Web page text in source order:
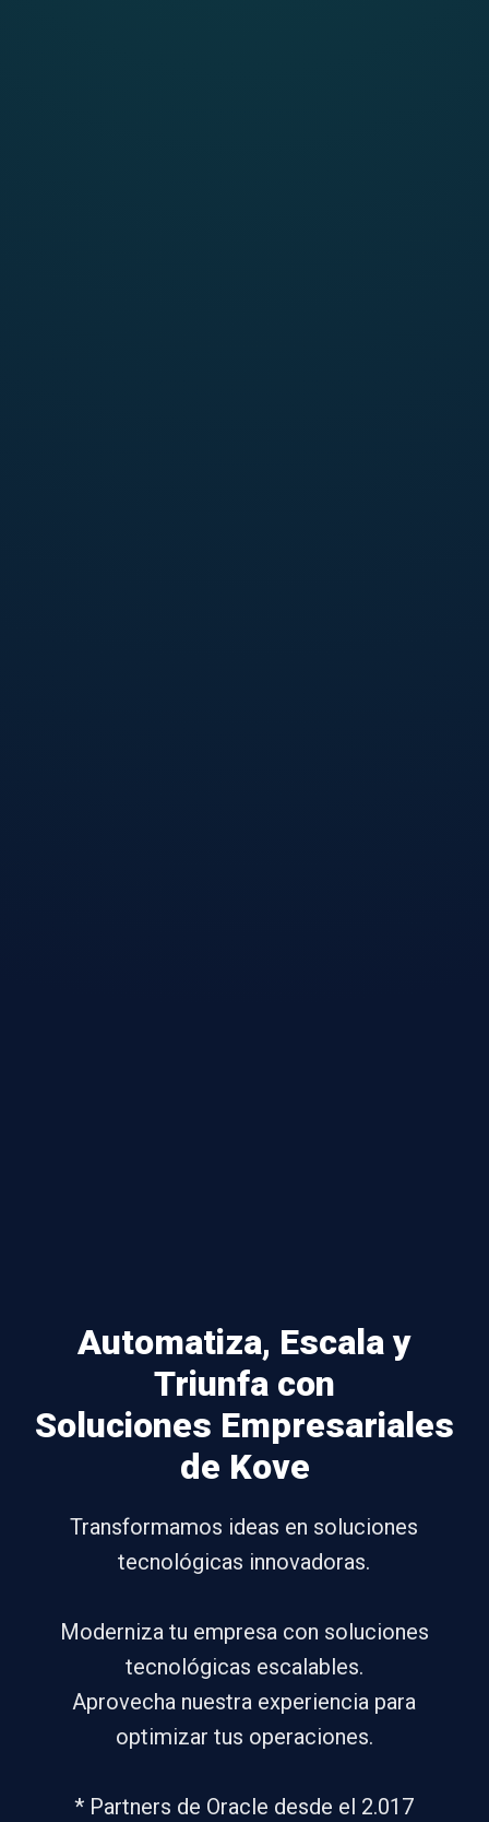
Automatiza, Escala y
Triunfa con
Soluciones Empresariales
de Kove
Transformamos ideas en soluciones
tecnológicas innovadoras.
Moderniza tu empresa con soluciones
tecnológicas escalables.
Aprovecha nuestra experiencia para
optimizar tus operaciones.
* Partners de Oracle desde el 2.017